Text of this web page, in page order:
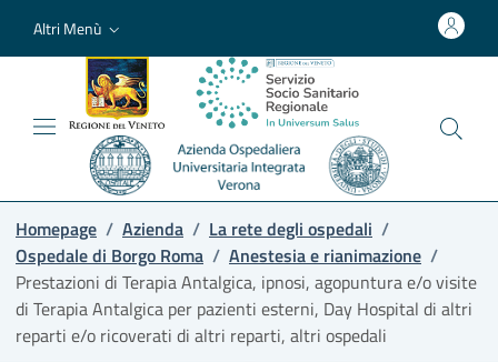
Altri Menù
Homepage / Azienda / La rete degli ospedali /
Ospedale di Borgo Roma / Anestesia e rianimazione /
Prestazioni di Terapia Antalgica, ipnosi, agopuntura e/o visite
di Terapia Antalgica per pazienti esterni, Day Hospital di altri
reparti e/o ricoverati di altri reparti, altri ospedali